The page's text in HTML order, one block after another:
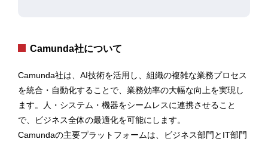
Camunda社について
Camunda社は、AI技術を活用し、組織の複雑な業務プロセス
を統合・自動化することで、業務効率の大幅な向上を実現し
ます。人・システム・機器をシームレスに連携させること
で、ビジネス全体の最適化を可能にします。
Camundaの主要プラットフォームは、ビジネス部門とIT部門